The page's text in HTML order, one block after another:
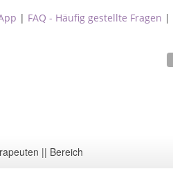
| FAQ - Häufig gestellte Fragen |
|| Bereich